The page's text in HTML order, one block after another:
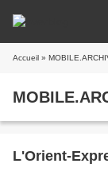
Accueil »
L'Orient-